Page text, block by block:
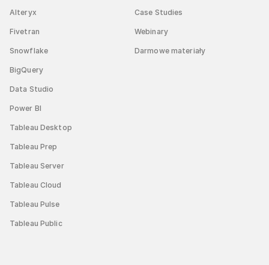
Alteryx
Fivetran
Snowflake
BigQuery
Data Studio
Power BI
Tableau Desktop
Tableau Prep
Tableau Server
Tableau Cloud
Tableau Pulse
Tableau Public
Case Studies
Webinary
Darmowe materiały